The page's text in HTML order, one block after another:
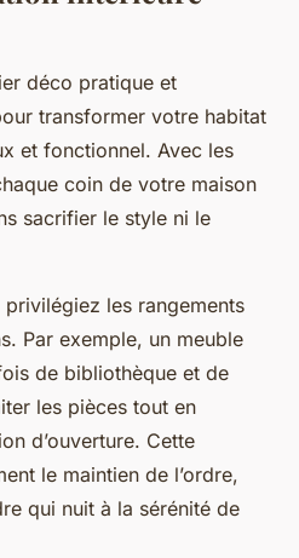
déco pratique et
transformer votre habitat
et fonctionnel. Avec les
coin de votre maison
sacrifier le style ni le
privilégiez les rangements
Par exemple, un meuble
de bibliothèque et de
les pièces tout en
d’ouverture. Cette
le maintien de l’ordre,
qui nuit à la sérénité de